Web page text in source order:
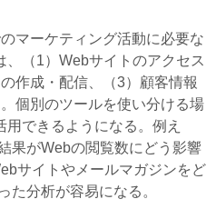
マーケティング活動に必要な
（1）Webサイトのアクセス
作成・配信、（3）顧客情報
個別のツールを使い分ける場
できるようになる。例え
果がWebの閲覧数にどう影響
サイトやメールマガジンをど
た分析が容易になる。